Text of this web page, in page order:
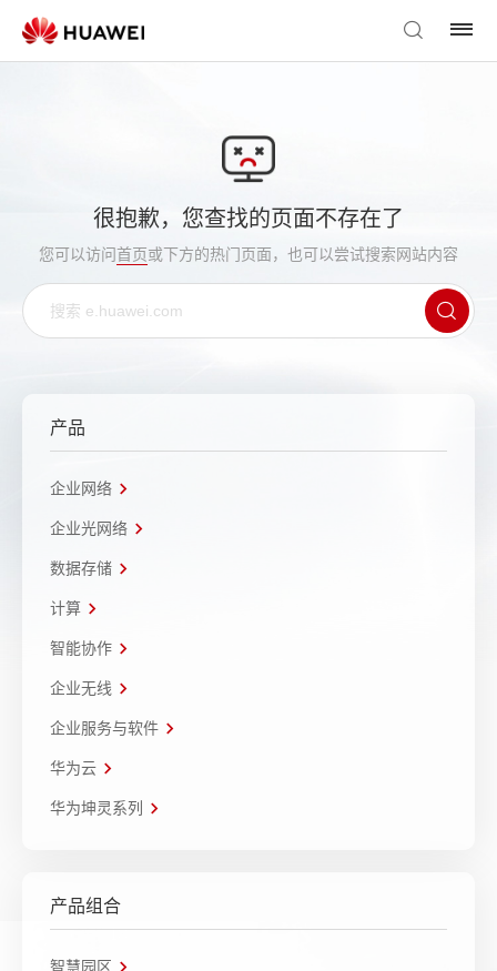
很抱歉，您查找的页面不存在了
您可以访问首页或下方的热门页面，也可以尝试搜索网站内容
产品
企业网络
企业光网络
数据存储
计算
智能协作
企业无线
企业服务与软件
华为云
华为坤灵系列
产品组合
智慧园区